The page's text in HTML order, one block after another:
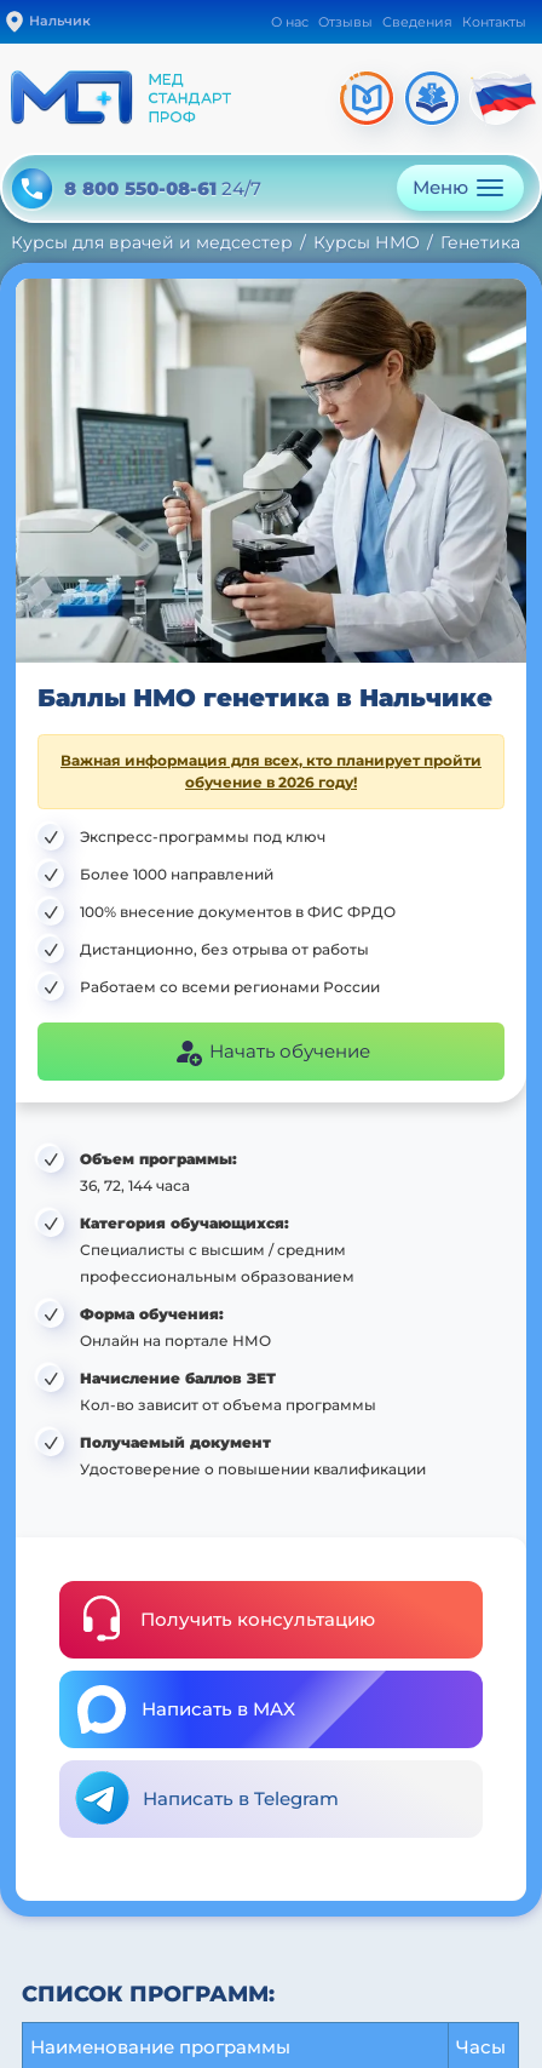
Нальчик О нас Отзывы Сведения Контакты
8 800 550-08-61 24/7 Меню
Курсы для врачей и медсестер Курсы НМО Генетика
Баллы НМО генетика в Нальчике
Важная информация для всех, кто планирует пройти
обучение в 2026 году!
Экспресс-программы под ключ
Более 1000 направлений
100% внесение документов в ФИС ФРДО
Дистанционно, без отрыва от работы
Работаем со всеми регионами России
Начать обучение
Объем программы:
36, 72, 144 часа
Категория обучающихся:
Специалисты с высшим / средним
профессиональным образованием
Форма обучения:
Онлайн на портале НМО
Начисление баллов ЗЕТ
Кол-во зависит от объема программы
Получаемый документ
Удостоверение о повышении квалификации
Получить консультацию
Написать в MAX
Написать в Telegram
СПИСОК ПРОГРАММ:
Наименование программы Часы